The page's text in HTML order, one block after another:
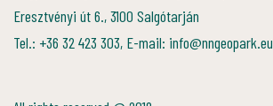
Eresztvényi út 6., 3100 Salgótarján
Tel.: +36 32 423 303, E-mail: info@nngeopark.eu